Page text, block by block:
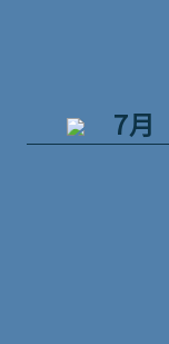
7月